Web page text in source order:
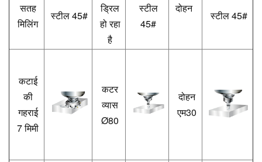
सतह
मिलिंग
स्टील 45#
ड्रिल
हो रहा
है
स्टील
45#
दोहन
स्टील 45#
कटाई
की
गहराई
7 मिमी
कटर
व्यास
Ø80
दोहन
एम30